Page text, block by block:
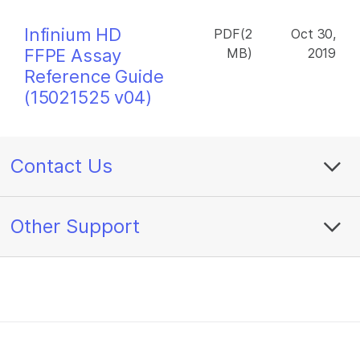
Infinium HD
FFPE Assay
Reference Guide
(15021525 v04)
PDF(2
MB)
Oct 30,
2019
Contact Us
Other Support